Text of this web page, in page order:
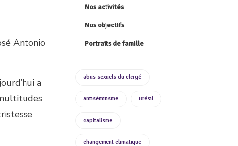
Antonio
a
Nos activités
Nos objectifs
Portraits de famille
abus sexuels du clergé
antisémitisme Brésil
capitalisme
changement climatique